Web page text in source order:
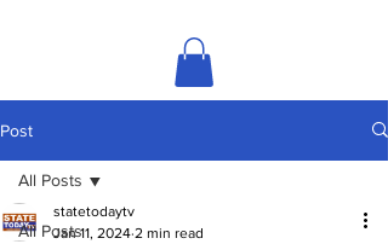
Post
All Posts
All Posts
statetodaytv
Jan 11, 2024 2 min read